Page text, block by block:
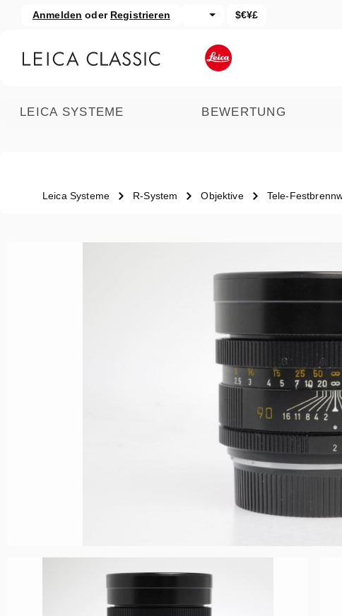
Hauptinhalt springen
Zur Suche springen
Anmelden oder Registrieren $€¥£
LEICA SYSTEME BEWERTUNG
Leica Systeme R-System Objektive Tele-